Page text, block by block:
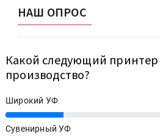
НАШ ОПРОС
Какой следующий принтер
производство?
Широкий УФ
25%
Сувенирный УФ